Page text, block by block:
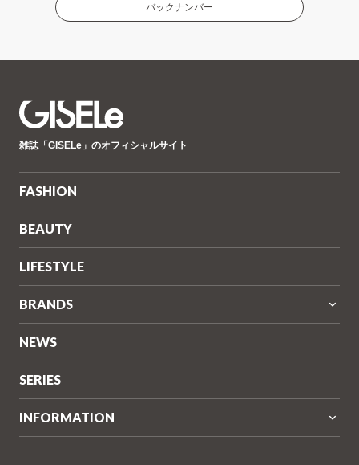
バックナンバー
ゼ
雑誌「GISELe」のオフィシャルサイト
FASHION
BEAUTY
LIFESTYLE
BRANDS
NEWS
SERIES
INFORMATION